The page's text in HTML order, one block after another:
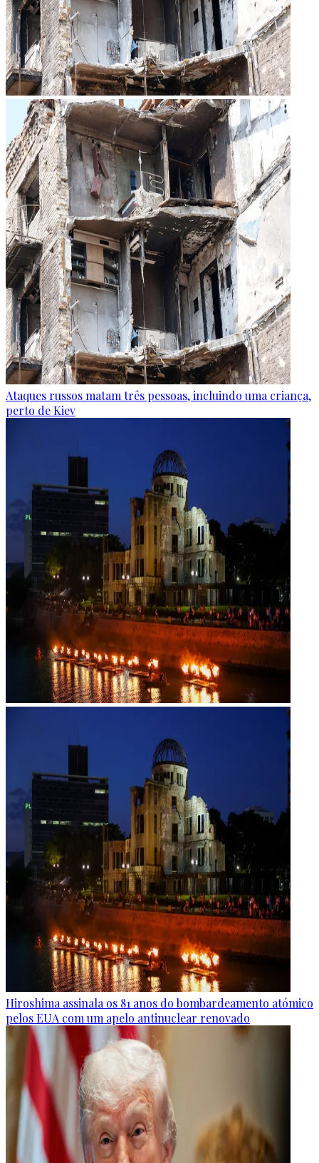
Ataques russos matam três pessoas, incluindo uma criança,
perto de Kiev
Hiroshima assinala os 81 anos do bombardeamento atómico
pelos EUA com um apelo antinuclear renovado